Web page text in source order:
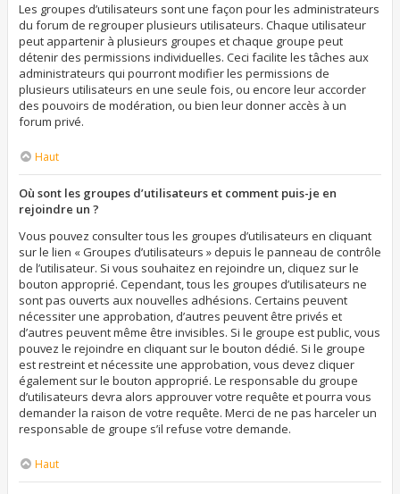
Les groupes d’utilisateurs sont une façon pour les administrateurs
du forum de regrouper plusieurs utilisateurs. Chaque utilisateur
peut appartenir à plusieurs groupes et chaque groupe peut
détenir des permissions individuelles. Ceci facilite les tâches aux
administrateurs qui pourront modifier les permissions de
plusieurs utilisateurs en une seule fois, ou encore leur accorder
des pouvoirs de modération, ou bien leur donner accès à un
forum privé.
Haut
Où sont les groupes d’utilisateurs et comment puis-je en
rejoindre un ?
Vous pouvez consulter tous les groupes d’utilisateurs en cliquant
sur le lien « Groupes d’utilisateurs » depuis le panneau de contrôle
de l’utilisateur. Si vous souhaitez en rejoindre un, cliquez sur le
bouton approprié. Cependant, tous les groupes d’utilisateurs ne
sont pas ouverts aux nouvelles adhésions. Certains peuvent
nécessiter une approbation, d’autres peuvent être privés et
d’autres peuvent même être invisibles. Si le groupe est public, vous
pouvez le rejoindre en cliquant sur le bouton dédié. Si le groupe
est restreint et nécessite une approbation, vous devez cliquer
également sur le bouton approprié. Le responsable du groupe
d’utilisateurs devra alors approuver votre requête et pourra vous
demander la raison de votre requête. Merci de ne pas harceler un
responsable de groupe s’il refuse votre demande.
Haut